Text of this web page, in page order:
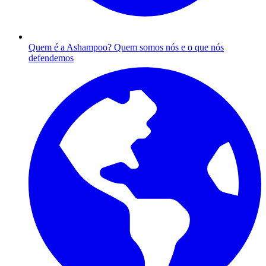
Quem é a Ashampoo? Quem somos nós e o que nós
defendemos